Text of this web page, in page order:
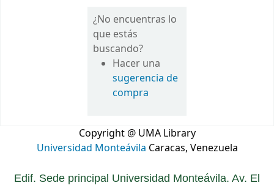
¿No encuentras lo
que estás
buscando?
Hacer una
sugerencia de
compra
Copyright @ UMA Library
Universidad Monteávila Caracas, Venezuela
Edif. Sede principal Universidad Monteávila. Av. El